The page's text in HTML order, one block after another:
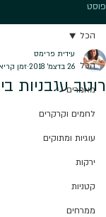
פוסט
הכל
מאמרים
לחמים וקרקרים
עוגיות ומתוקים
ירקות
קטניות
ממרחים
הכל
רוטב עגבניות
עידית פרימס
26 בדצמ׳ 2018
זמן קריאה 1